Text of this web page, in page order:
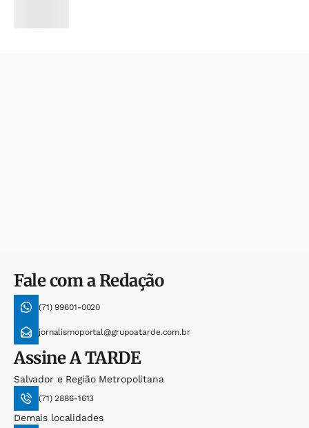
Fale com a Redação
(71) 99601-0020
jornalismoportal@grupoatarde.com.br
AssineA TARDE
Salvador e Região Metropolitana
(71) 2886-1613
Demais localidades